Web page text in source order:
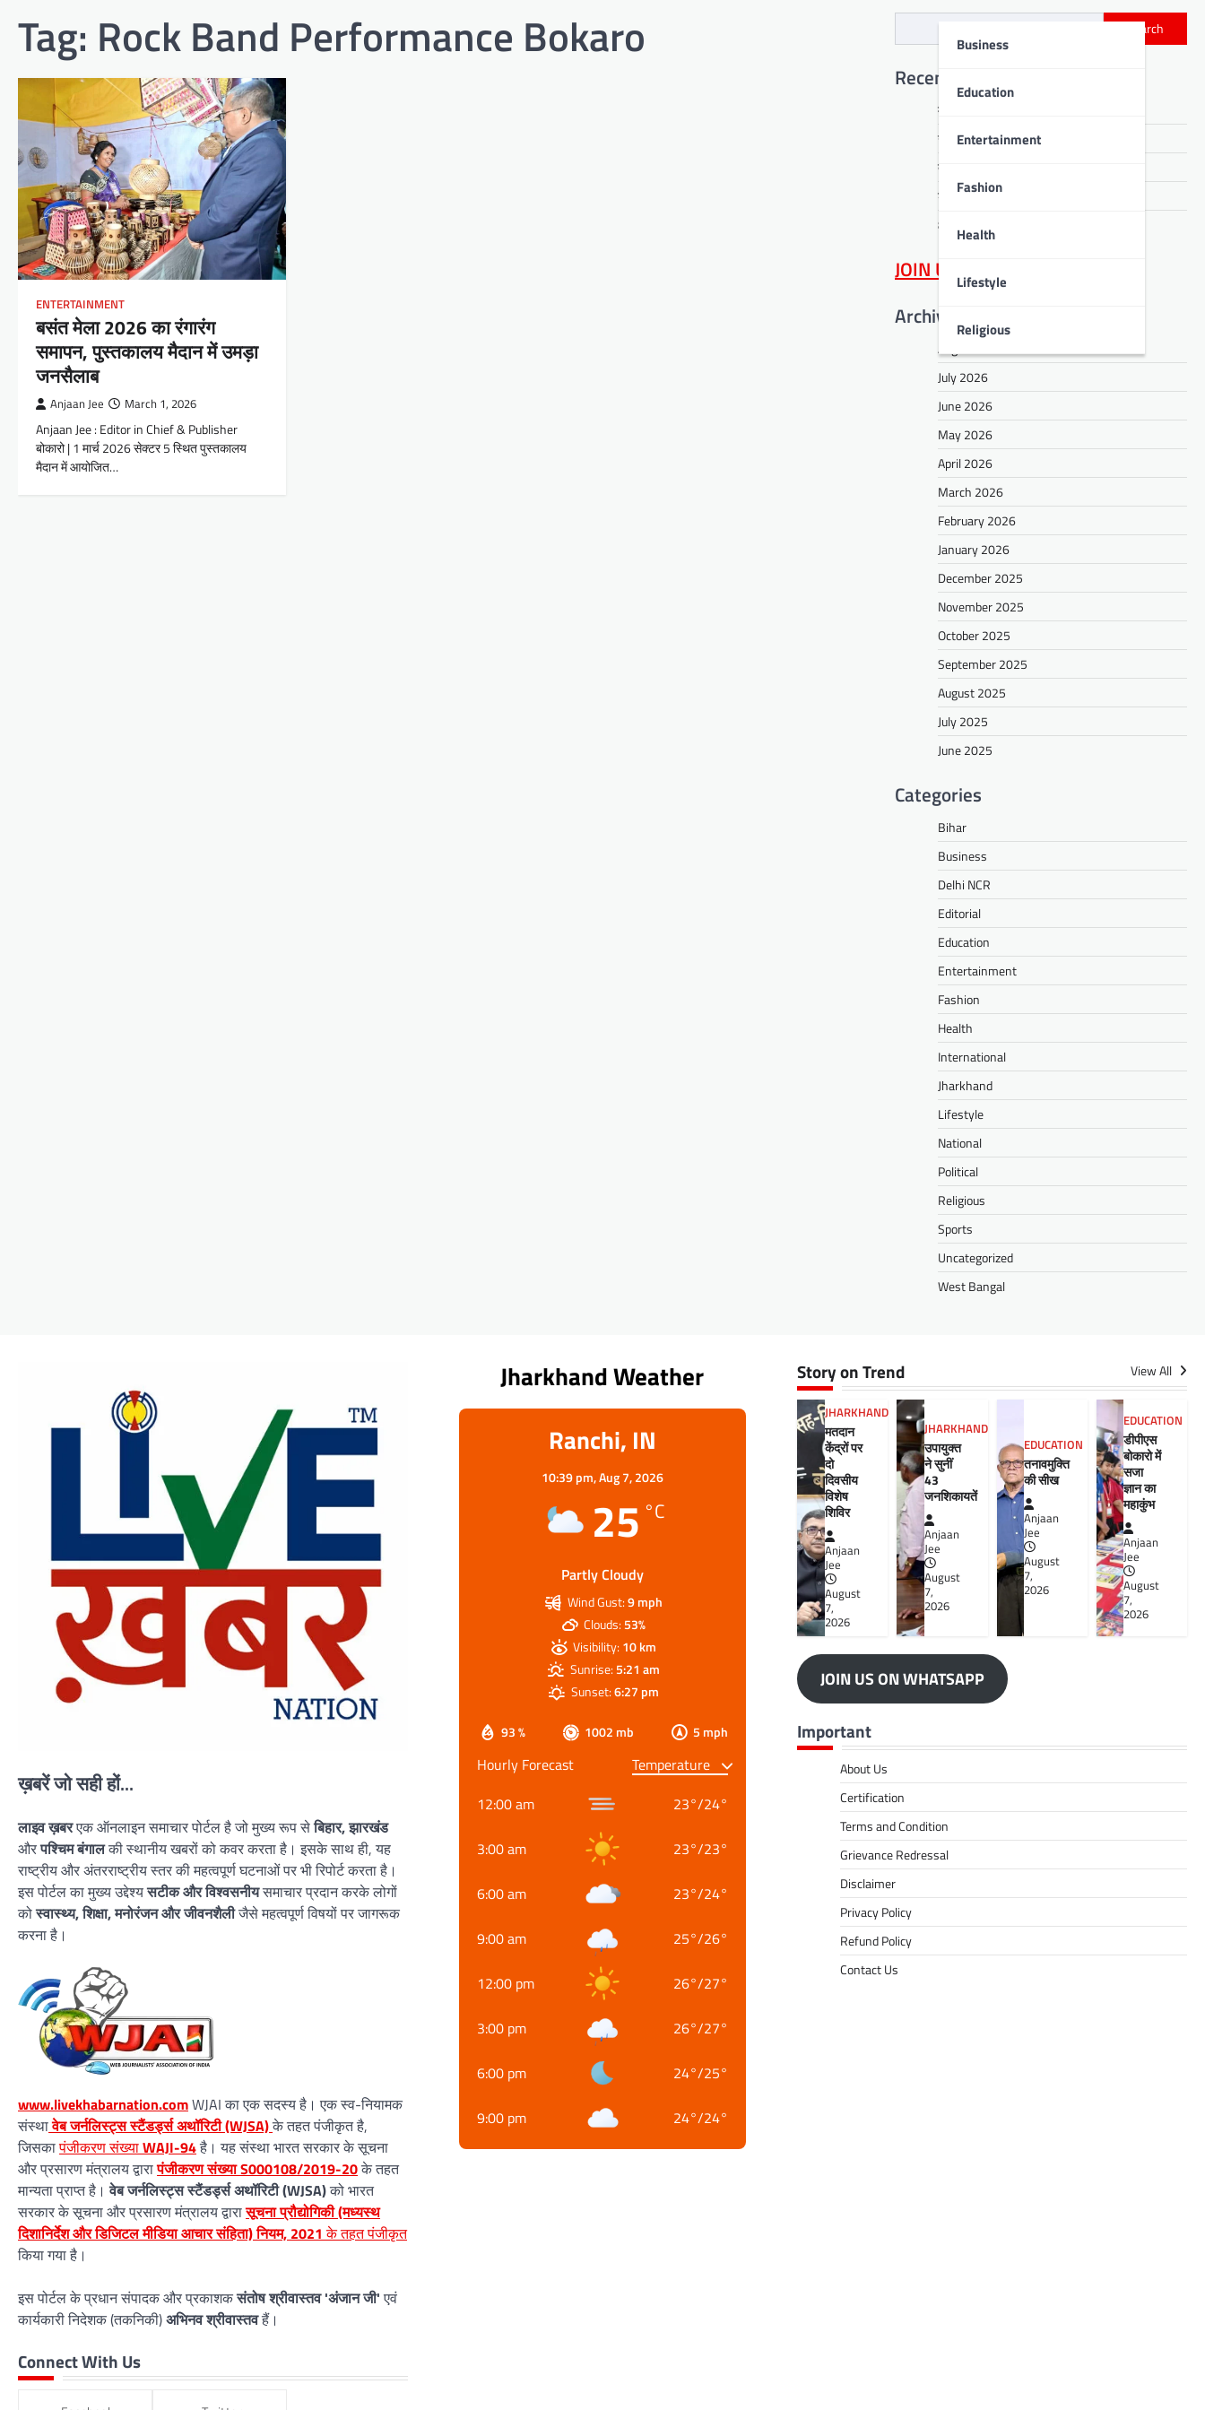
Business
Education
Entertainment
Fashion
Health
Lifestyle
Religious
Tag: Rock Band Performance Bokaro
ENTERTAINMENT
बसंत मेला 2026 का रंगारंग
समापन, पुस्तकालय मैदान में उमड़ा
जनसैलाब
Anjaan Jee March 1, 2026
Anjaan Jee : Editor in Chief & Publisher
बोकारो | 1 मार्च 2026 सेक्टर 5 स्थित पुस्तकालय
मैदान में आयोजित…
Search
Recent Posts
मतदान केंद्रों पर दो दिवसीय विशेष शिविर
उपायुक्त ने सुनीं 43 जनशिकायतें
तनावमुक्ति की सीख
डीपीएस बोकारो में सजा ज्ञान का महाकुंभ
80 मेधावी विद्यार्थियों को मिला माइलस्टोन अवॉर्ड
JOIN US
Archives
August 2026
July 2026
June 2026
May 2026
April 2026
March 2026
February 2026
January 2026
December 2025
November 2025
October 2025
September 2025
August 2025
July 2025
June 2025
Categories
Bihar
Business
Delhi NCR
Editorial
Education
Entertainment
Fashion
Health
International
Jharkhand
Lifestyle
National
Political
Religious
Sports
Uncategorized
West Bangal
ख़बरें जो सही हों...
लाइव ख़बरएक ऑनलाइन समाचार पोर्टल है जो मुख्य रूप सेबिहार, झारखंड
औरपश्चिम बंगालकी स्थानीय खबरों को कवर करता है। इसके साथ ही, यह
राष्ट्रीय और अंतरराष्ट्रीय स्तर की महत्वपूर्ण घटनाओं पर भी रिपोर्ट करता है।
इस पोर्टल का मुख्य उद्देश्यसटीक और विश्वसनीयसमाचार प्रदान करके लोगों
कोस्वास्थ्य, शिक्षा, मनोरंजन और जीवनशैलीजैसे महत्वपूर्ण विषयों पर जागरूक
करना है।
www.livekhabarnation.comWJAI का एक सदस्य है। एक स्व-नियामक
संस्थावेब जर्नलिस्ट्स स्टैंडर्ड्स अथॉरिटी (WJSA)के तहत पंजीकृत है,
जिसकापंजीकरण संख्याWAJI-94है। यह संस्था भारत सरकार के सूचना
और प्रसारण मंत्रालय द्वारापंजीकरण संख्या S000108/2019-20के तहत
मान्यता प्राप्त है।वेब जर्नलिस्ट्स स्टैंडर्ड्स अथॉरिटी (WJSA)को भारत
सरकार के सूचना और प्रसारण मंत्रालय द्वारासूचना प्रौद्योगिकी (मध्यस्थ
दिशानिर्देश और डिजिटल मीडिया आचार संहिता) नियम, 2021 के तहत पंजीकृत
किया गया है।
इस पोर्टल के प्रधान संपादक और प्रकाशकसंतोष श्रीवास्तव 'अंजान जी'एवं
कार्यकारी निदेशक (तकनिकी)अभिनव श्रीवास्तवहैं।
Connect With Us
Jharkhand Weather
Ranchi, IN
10:39 pm,Aug 7, 2026
25 °C
Partly Cloudy
93 % 1002 mb 5 mph
Wind Gust:9 mph
Clouds:53%
Visibility:10 km
Sunrise:5:21 am
Sunset:6:27 pm
Hourly Forecast
12:00 am
23°/24°
3:00 am 23°/23°
6:00 am 23°/24°
9:00 am 25°/26°
12:00 pm 26°/27°
3:00 pm 26°/27°
6:00 pm 24°/25°
9:00 pm 24°/24°
Story on Trend View All
JHARKHAND
मतदान
केंद्रों पर
दो
दिवसीय
विशेष
शिविर
Anjaan
Jee
August
7,
2026
JHARKHAND
उपायुक्त
ने सुनीं
43
जनशिकायतें
Anjaan
Jee
August
7,
2026
EDUCATION
तनावमुक्ति
की सीख
Anjaan
Jee
August
7,
2026
EDUCATION
डीपीएस
बोकारो में
सजा
ज्ञान का
महाकुंभ
Anjaan
Jee
August
7,
2026
JOIN US ON WHATSAPP
Important
About Us
Certification
Terms and Condition
Grievance Redressal
Disclaimer
Privacy Policy
Refund Policy
Contact Us